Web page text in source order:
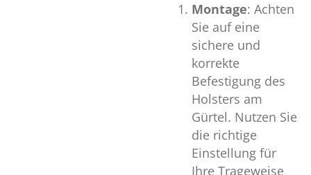
Montage: Achten
Sie auf eine
sichere und
korrekte
Befestigung des
Holsters am
Gürtel. Nutzen Sie
die richtige
Einstellung für
Ihre Trageweise